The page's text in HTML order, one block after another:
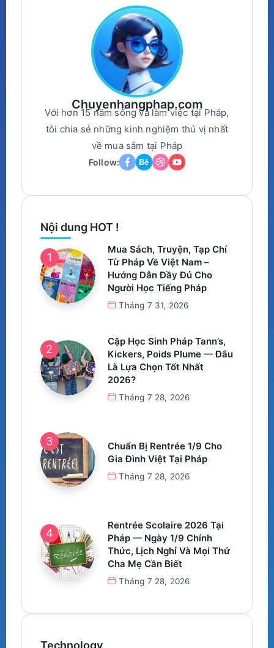
Chuyenhangphap.com
Với hơn 15 năm sống và làm việc tại Pháp,
tôi chia sẻ những kinh nghiệm thú vị nhất
về mua sắm tại Pháp
Follow:
Nội dung HOT !
Mua Sách, Truyện, Tạp Chí
Từ Pháp Về Việt Nam –
Hướng Dẫn Đầy Đủ Cho
Người Học Tiếng Pháp
Tháng 7 31, 2026
Cặp Học Sinh Pháp Tann’s,
Kickers, Poids Plume — Đâu
Là Lựa Chọn Tốt Nhất
2026?
Tháng 7 28, 2026
Chuẩn Bị Rentrée 1/9 Cho
Gia Đình Việt Tại Pháp
Tháng 7 28, 2026
Rentrée Scolaire 2026 Tại
Pháp — Ngày 1/9 Chính
Thức, Lịch Nghỉ Và Mọi Thứ
Cha Mẹ Cần Biết
Tháng 7 28, 2026
Technology